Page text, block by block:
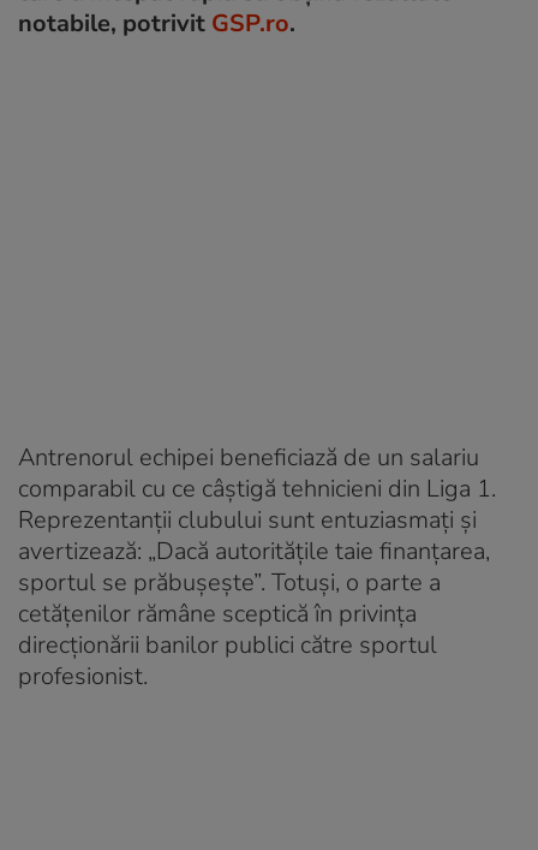
notabile, potrivit GSP.ro.
Antrenorul echipei beneficiază de un salariu
comparabil cu ce câștigă tehnicieni din Liga 1.
Reprezentanții clubului sunt entuziasmați și
avertizează: „Dacă autoritățile taie finanțarea,
sportul se prăbușește”. Totuși, o parte a
cetățenilor rămâne sceptică în privința
direcționării banilor publici către sportul
profesionist.